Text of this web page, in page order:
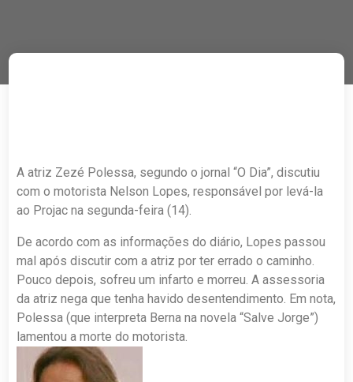
A atriz Zezé Polessa, segundo o jornal “O Dia”, discutiu
com o motorista Nelson Lopes, responsável por levá-la
ao Projac na segunda-feira (14).
De acordo com as informações do diário, Lopes passou
mal após discutir com a atriz por ter errado o caminho.
Pouco depois, sofreu um infarto e morreu. A assessoria
da atriz nega que tenha havido desentendimento. Em nota,
Polessa (que interpreta Berna na novela “Salve Jorge”)
lamentou a morte do motorista.